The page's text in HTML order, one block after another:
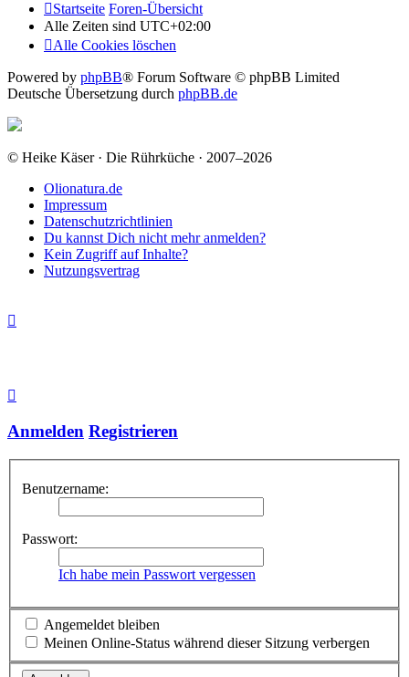
Startseite Foren-Übersicht
Alle Zeiten sind UTC+02:00
Alle Cookies löschen
Powered by phpBB® Forum Software © phpBB Limited
Deutsche Übersetzung durch phpBB.de
© Heike Käser · Die Rührküche · 2007–2026
Olionatura.de
Impressum
Datenschutzrichtlinien
Du kannst Dich nicht mehr anmelden?
Kein Zugriff auf Inhalte?
Nutzungsvertrag
Anmelden Registrieren
Benutzername:
Passwort:
Ich habe mein Passwort vergessen
Angemeldet bleiben
Meinen Online-Status während dieser Sitzung verbergen